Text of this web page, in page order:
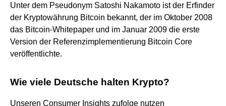
Unter dem Pseudonym Satoshi Nakamoto ist der Erfinder
der Kryptowährung Bitcoin bekannt, der im Oktober 2008
das Bitcoin-Whitepaper und im Januar 2009 die erste
Version der Referenzimplementierung Bitcoin Core
veröffentlichte.
Wie viele Deutsche halten Krypto?
Unseren Consumer Insights zufolge nutzen